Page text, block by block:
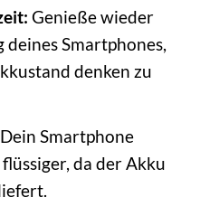
Genieße wieder
Smartphones,
denken zu
Dein Smartphone
da der Akku